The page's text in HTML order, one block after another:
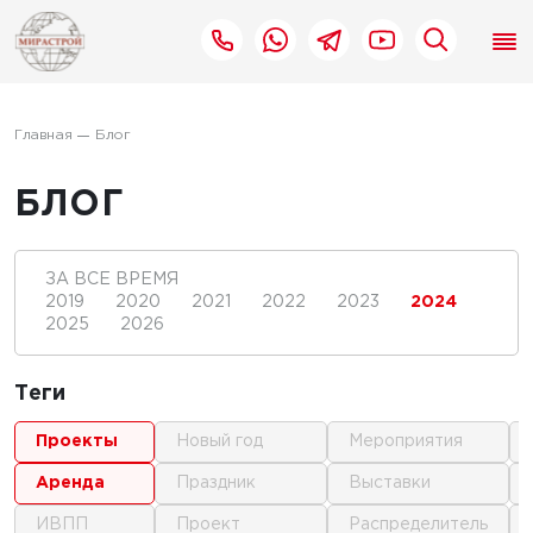
Главная Блог
БЛОГ
ЗА ВСЕ ВРЕМЯ
2019
2020 2021 2022 2023
2024
2025
2026
Теги
проекты
аренда
ИВПП
новый год
праздник
проект
мероприятия
выставки
распределитель